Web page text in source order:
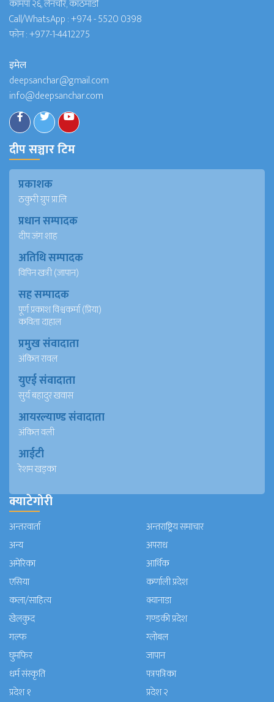
कामपा २६, लैनचौर, काठमाडौं
Call/WhatsApp :+974 - 5520 0398
फोन :+977-1-4412275
इमेल
deepsanchar@gmail.com
info@deepsanchar.com
दीप सञ्चार टिम
प्रकाशक
ठकुरी ग्रुप प्रा.लि
प्रधान सम्पादक
दीप जंग शाह
अतिथि सम्पादक
विपिन खत्री (जापान)
सह सम्पादक
पूर्ण प्रकाश विश्वकर्मा (प्रिया)
कविता दाहाल
प्रमुख संवादाता
अंकित रावल
युएई संवादाता
सुर्य बहादुर खवास
आयरल्याण्ड संवादाता
अंकित वली
आईटी
रेशम खड्का
क्याटेगोरी
अन्तरवार्ता
अन्तराष्ट्रिय समाचार
अन्य
अपराध
अमेरिका
आर्थिक
एसिया
कर्णाली प्रदेश
कला/साहित्य
क्यानाडा
खेलकुद
गण्डकी प्रदेश
गल्फ
ग्लोबल
घुमफिर
जापान
धर्म संस्कृति
पत्रपत्रिका
प्रदेश १
प्रदेश २